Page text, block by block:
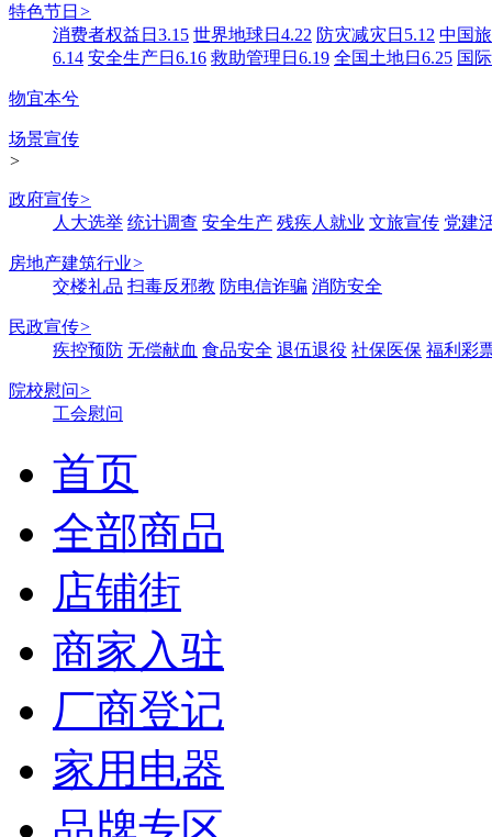
特色节日 >
消费者权益日3.15 世界地球日4.22 防灾减灾日5.12 中国
6.14 安全生产日6.16 救助管理日6.19 全国土地日6.25 国
物宜本兮
场景宣传
>
政府宣传>
人大选举 统计调查 安全生产 残疾人就业 文旅宣传 党建
房地产建筑行业>
交楼礼品 扫毒反邪教 防电信诈骗 消防安全
民政宣传>
疾控预防 无偿献血 食品安全 退伍退役 社保医保 福利彩
院校慰问>
工会慰问
首页
全部商品
店铺街
商家入驻
厂商登记
家用电器